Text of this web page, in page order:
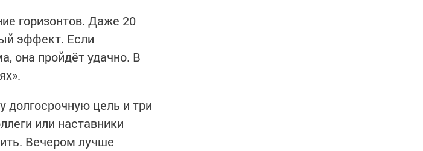
горизонтов. Даже 20
эффект. Если
она пройдёт удачно. В
долгосрочную цель и три
или наставники
Вечером лучше